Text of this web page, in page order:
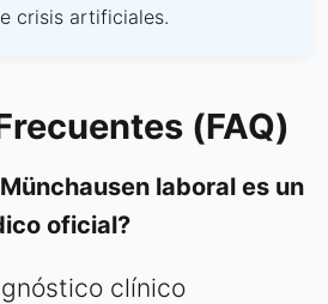
crisis artificiales.
(FAQ)
laboral es un
oficial?
clínico